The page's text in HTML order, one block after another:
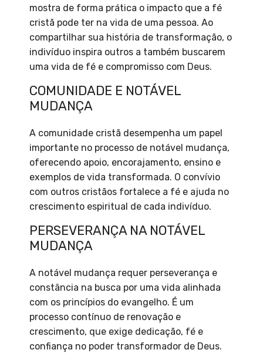
mostra de forma prática o impacto que a fé
cristã pode ter na vida de uma pessoa. Ao
compartilhar sua história de transformação, o
indivíduo inspira outros a também buscarem
uma vida de fé e compromisso com Deus.
COMUNIDADE E NOTÁVEL
MUDANÇA
A comunidade cristã desempenha um papel
importante no processo de notável mudança,
oferecendo apoio, encorajamento, ensino e
exemplos de vida transformada. O convívio
com outros cristãos fortalece a fé e ajuda no
crescimento espiritual de cada indivíduo.
PERSEVERANÇA NA NOTÁVEL
MUDANÇA
A notável mudança requer perseverança e
constância na busca por uma vida alinhada
com os princípios do evangelho. É um
processo contínuo de renovação e
crescimento, que exige dedicação, fé e
confiança no poder transformador de Deus.